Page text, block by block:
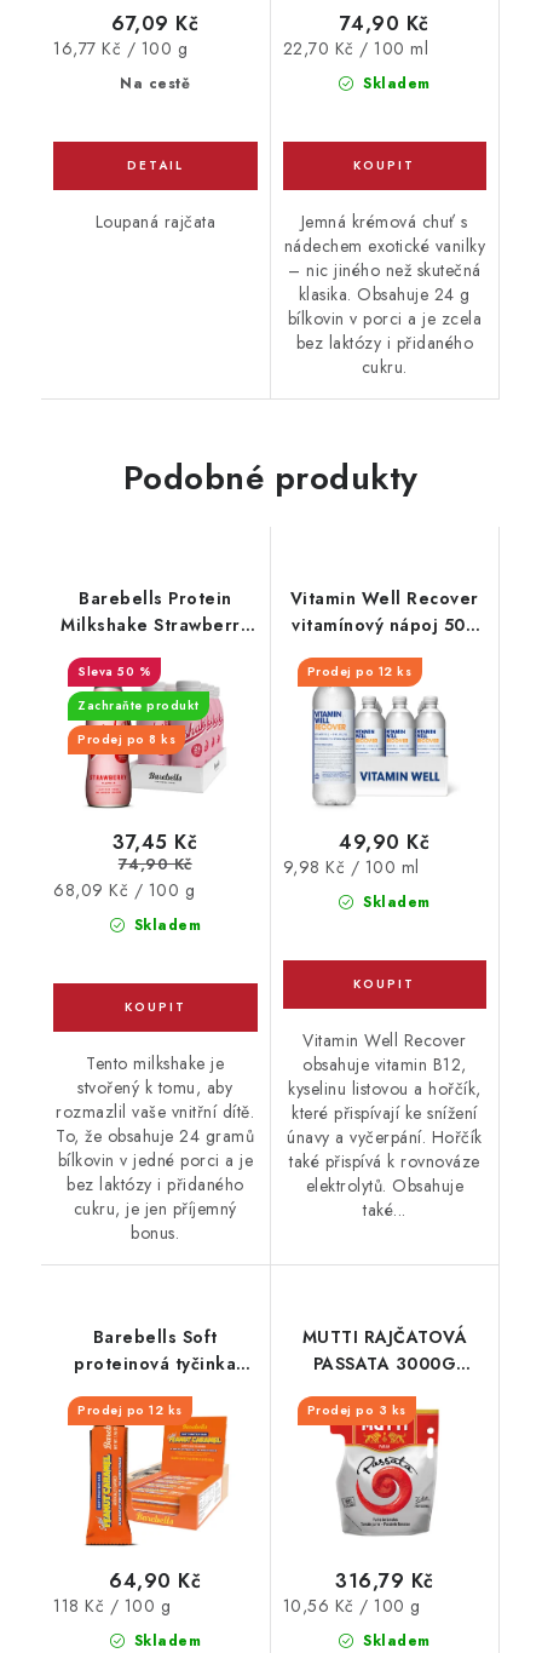
Na cestě
67,09 Kč
Měrná
16,77 Kč / 100 g
Loupaná rajčata
Skladem
74,90 Kč
Měrná
22,70 Kč / 100 ml
Jemná krémová chuť s
nádechem exotické vanilky
– nic jiného než skutečná
klasika. Obsahuje 24 g
bílkovin v porci a je zcela
bez laktózy i přidaného
cukru.
Podobné produkty
Barebells Protein
Milkshake Strawberry
330 ml - EXPIRACE
30.9.2026
50 %
Zachraňte produkt
Prodej po 8 ks
Skladem
37,45 Kč
74,90 Kč
Měrná
68,09 Kč / 100 g
Tento milkshake je
stvořený k tomu, aby
rozmazlil vaše vnitřní dítě.
To, že obsahuje 24 gramů
bílkovin v jedné porci a je
bez laktózy i přidaného
cukru, je jen příjemný
bonus.
Vitamin Well Recover
vitamínový nápoj 500
ml
Prodej po 12 ks
Skladem
49,90 Kč
Měrná
9,98 Kč / 100 ml
Vitamin Well Recover
obsahuje vitamin B12,
kyselinu listovou a hořčík,
které přispívají ke snížení
únavy a vyčerpání. Hořčík
také přispívá k rovnováze
elektrolytů. Obsahuje
také...
Barebells Soft
proteinová tyčinka
Prodej po 12 ks
Skladem
64,90 Kč
Měrná
118 Kč / 100 g
MUTTI RAJČATOVÁ
PASSATA 3000G
SÁČEK
Prodej po 3 ks
Skladem
316,79 Kč
Měrná
10,56 Kč / 100 g